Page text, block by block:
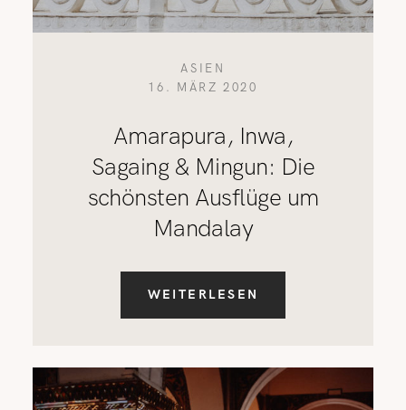
ASIEN
16. MÄRZ 2020
Amarapura, Inwa,
Sagaing & Mingun: Die
schönsten Ausflüge um
Mandalay
WEITERLESEN